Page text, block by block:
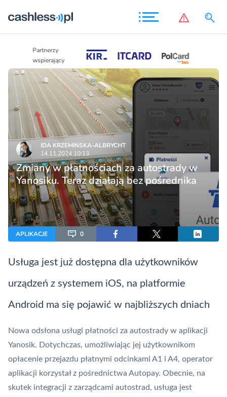
Partnerzy
wspierający
IDA KRZEMIŃSKA-ALBRYCHT
14.11.2024 10:13
Zmiany w płatnościach za autostrady w
Yanosiku. Teraz działają bez pośrednika
APLIKACJE 0
Usługa jest już dostępna dla użytkowników
urządzeń z systemem iOS, na platformie
Android ma się pojawić w najbliższych dniach
Nowa odsłona usługi płatności za autostrady w aplikacji
Yanosik. Dotychczas, umożliwiając jej użytkownikom
opłacenie przejazdu płatnymi odcinkami A1 i A4, operator
aplikacji korzystał z pośrednictwa Autopay. Obecnie, na
skutek integracji z zarządcami autostrad, usługa jest